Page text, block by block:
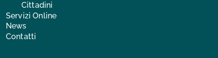
Cittadini
Servizi Online
News
Contatti